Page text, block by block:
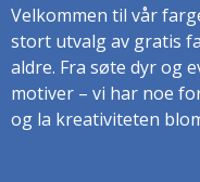
Velkommen til vår
stort utvalg av gratis
aldre. Fra søte dyr og
motiver – vi har noe
og la kreativiteten